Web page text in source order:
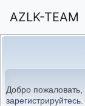
AZLK-TEAM
Добро пожаловать,
зарегистрируйтесь